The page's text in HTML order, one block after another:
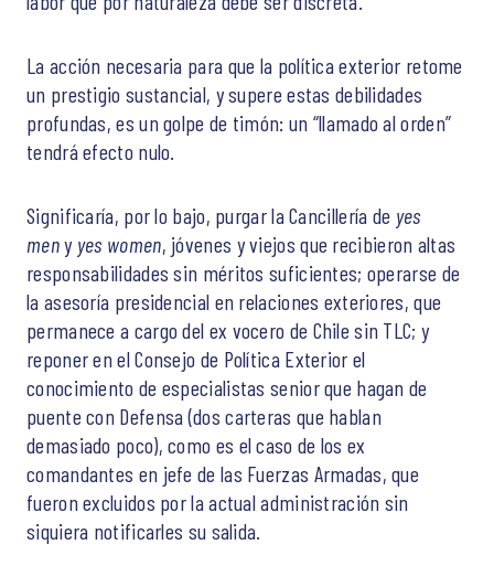
La acción necesaria para que la política exterior retome
un prestigio sustancial, y supere estas debilidades
profundas, es un golpe de timón: un “llamado al orden”
tendrá efecto nulo.
Significaría, por lo bajo, purgar la Cancillería de yes
meny yes women, jóvenes y viejos que recibieron altas
responsabilidades sin méritos suficientes; operarse de
la asesoría presidencial en relaciones exteriores, que
permanece a cargo del ex vocero de Chile sin TLC; y
reponer en el Consejo de Política Exterior el
conocimiento de especialistas senior que hagan de
puente con Defensa (dos carteras que hablan
demasiado poco), como es el caso de los ex
comandantes en jefe de las Fuerzas Armadas, que
fueron excluidos por la actual administración sin
siquiera notificarles su salida.